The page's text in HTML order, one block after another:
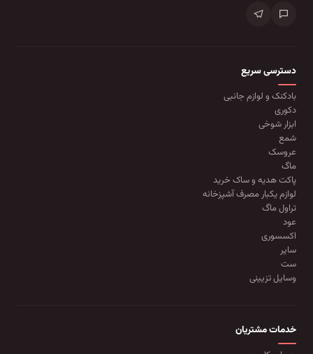
دسترسی سریع
بادکنک و لوازم جانبی
دکوری
ابزار شوخی
شمع
عروسک
ماگ
پاکت هدیه و ساک خرید
لوازم یکبار مصرف آشپزخانه
تراول ماگ
عود
اکسسوری
سایر
ست
وسایل تزیینی
خدمات مشتریان